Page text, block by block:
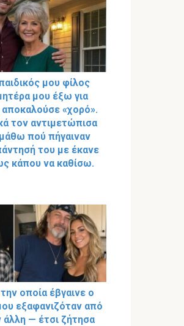
μου φίλος
μου έξω για
«χορό».
τον αντιμετώπισα
πού πήγαιναν
του με έκανε
κάπου να καθίσω.
οποία έβγαινε ο
εξαφανιζόταν από
άλλη — έτσι ζήτησα